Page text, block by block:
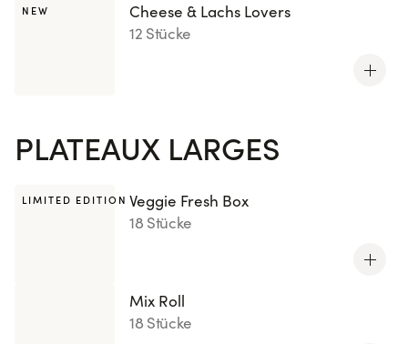
NEW
Cheese & Lachs Lovers
12 Stücke
PLATEAUX LARGES
LIMITED EDITION Veggie Fresh Box
18 Stücke
Mix Roll
18 Stücke